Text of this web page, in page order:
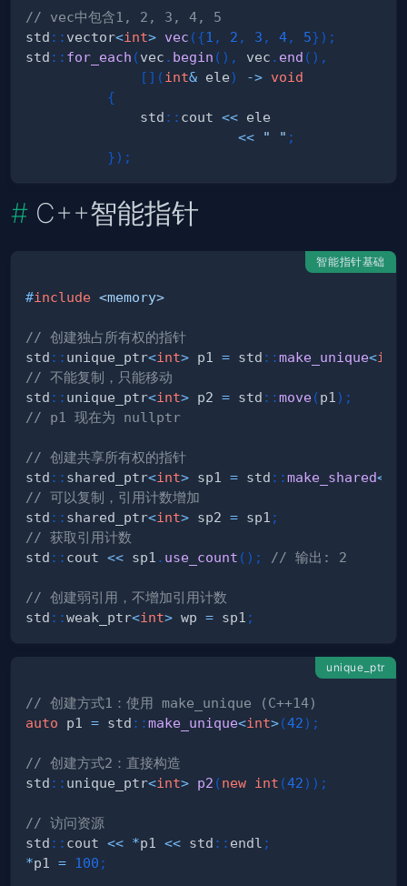
// vec中包含1, 2, 3, 4, 5
std :: vector<int> vec ({1 , 2 , 3 , 4, 5}) ;
std :: for_each (vec . begin ( ) , vec . end ( ) ,
[ ] (int& ele) -> void
{
              std
:: cout <<
<<
" " ;
}) ;
C++智能指针
智能指针基础
#include <memory>
// 创建独占所有权的指针
std :: unique_ptr<int> p1 = std ::make_unique<int
// 不能复制，只能移动
std :: unique_ptr<int> p2 = std ::move(p1) ;
// p1 现在为 nullptr
// 创建共享所有权的指针
std :: shared_ptr<int> sp1 = std ::make_shared<
// 可以复制，引用计数增加
std :: shared_ptr<int> sp2 = sp1 ;
// 获取引用计数
std :: cout << sp1 . use_count ( ) ; // 输出: 2
// 创建弱引用，不增加引用计数
std ::weak_ptr<int> wp = sp1 ;
unique_ptr
// 创建方式1：使用 make_unique (C++14)
auto p1 = std ::make_unique<int>(42) ;
// 创建方式2：直接构造
std :: unique_ptr<int> p2 (new int (42) ) ;
// 访问资源
std :: cout << *p1 << std :: endl ;
*p1 = 100 ;